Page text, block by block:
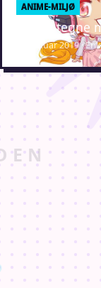
ANIME-MILJØ
Lær at tegne
22. januar 2019 ·